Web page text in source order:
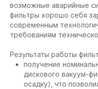
возможные аварийные
фильтры хорошо себя
современным
требованиям
Результаты работы
получение
дискового вакуум-
осадку), что